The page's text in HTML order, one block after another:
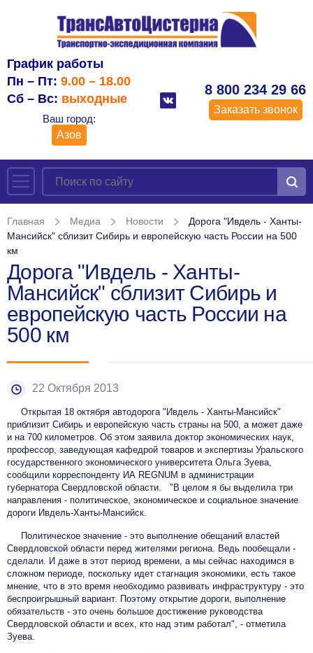
График работы
Пн – Пт: 9.00 – 18.00
Сб – Вс: выходные
Ваш город:
Азов
8 800 234 29 66
Заказать звонок
Главная Медиа Новости
Дорога "Ивдель - Ханты-
Мансийск" сблизит Сибирь и европейскую часть России на 500
км
Дорога "Ивдель - Ханты-
Мансийск" сблизит Сибирь и
европейскую часть России на
500 км
22 Октября 2013
Открытая 18 октября автодорога "Ивдель - Ханты-Мансийск"
приблизит Сибирь и европейскую часть страны на 500, а может даже
и на 700 километров. Об этом заявила доктор экономических наук,
профессор, заведующая кафедрой товаров и экспертизы Уральского
государственного экономического университета Ольга Зуева,
сообщили корреспонденту ИА REGNUM в администрации
губернатора Свердловской области. "В целом я бы выделила три
направления - политическое, экономическое и социальное значение
дороги Ивдель-Ханты-Мансийск.
Политическое значение - это выполнение обещаний властей
Свердловской области перед жителями региона. Ведь пообещали -
сделали. И даже в этот период времени, а мы сейчас находимся в
сложном периоде, поскольку идет стагнация экономики, есть такое
мнение, что в это время необходимо развивать инфраструктуру - это
беспроигрышный вариант. Поэтому открытие дороги, выполнение
обязательств - это очень большое достижение руководства
Свердловской области и всех, кто над этим работал", - отметила
Зуева.